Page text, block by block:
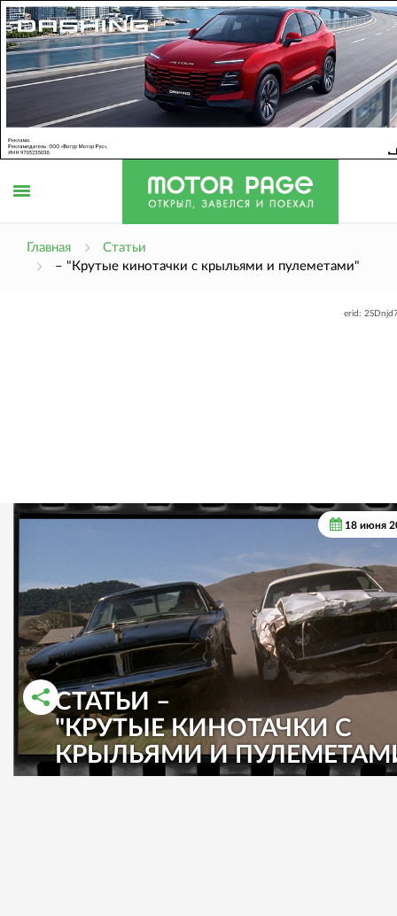
Главная
Статьи
– "Крутые кинотачки с крыльями и пулеметами"
erid:
СТАТЬИ –
"КРУТЫЕ КИНОТАЧКИ С
КРЫЛЬЯМИ И
18 июня
РАССКАЗАТЬ ВО ВКОНТАКТЕ
РАССКАЗАТЬ В ОДНОКЛАССНИКАХ